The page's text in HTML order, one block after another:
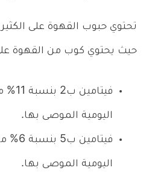
تحتوي حبوب القهوة على
حيث يحتوي كوب من القهوة
اليومية الموصى بها.
اليومية الموصى بها.